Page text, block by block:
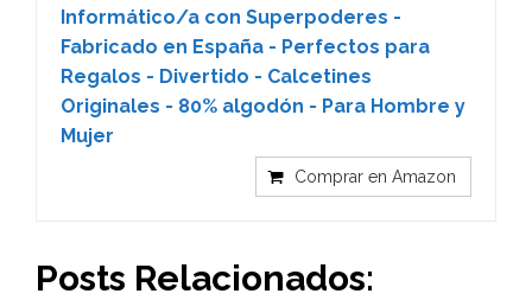
Informático/a con Superpoderes -
Fabricado en España - Perfectos para
Regalos - Divertido - Calcetines
Originales - 80% algodón - Para Hombre y
Mujer
Comprar en Amazon
Posts Relacionados: